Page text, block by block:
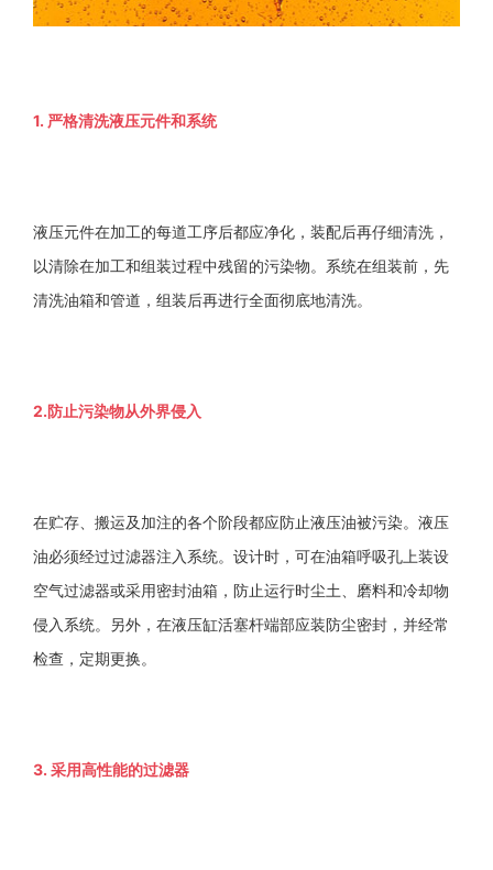
1. 严格清洗液压元件和系统
液压元件在加工的每道工序后都应净化，装配后再仔细清洗，
以清除在加工和组装过程中残留的污染物。系统在组装前，先
清洗油箱和管道，组装后再进行全面彻底地清洗。
2.防止污染物从外界侵入
在贮存、搬运及加注的各个阶段都应防止液压油被污染。液压
油必须经过过滤器注入系统。设计时，可在油箱呼吸孔上装设
空气过滤器或采用密封油箱，防止运行时尘土、磨料和冷却物
侵入系统。另外，在液压缸活塞杆端部应装防尘密封，并经常
检查，定期更换。
3. 采用高性能的过滤器